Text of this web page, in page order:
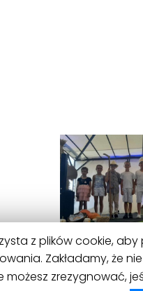
z plików cookie,
Zakładamy, że
możesz zrezygnować,